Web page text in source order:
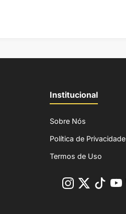
Institucional
Sobre Nós
Política de Privacidade
Termos de Uso